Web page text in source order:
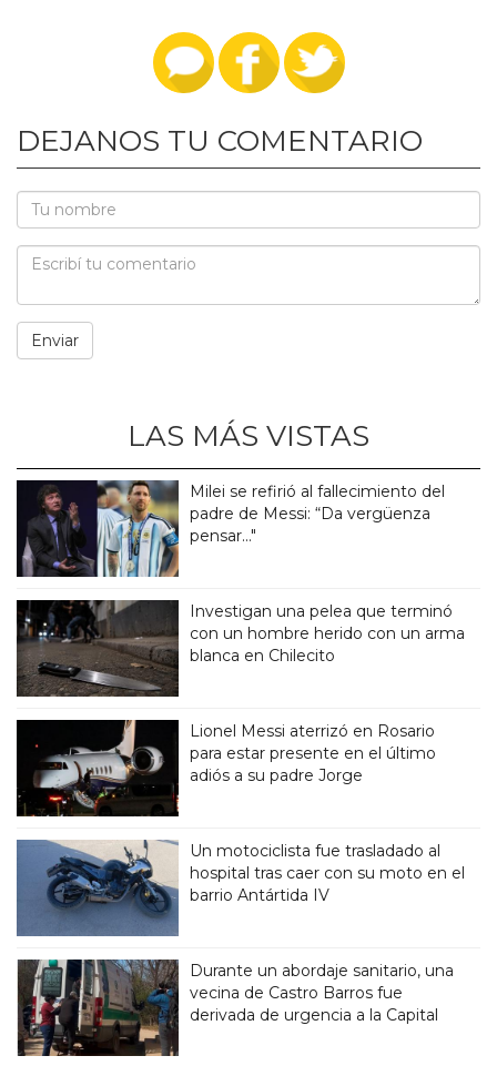
DEJANOS TU COMENTARIO
LAS MÁS VISTAS
Milei se refirió al fallecimiento del
padre de Messi: “Da vergüenza
pensar..."
Investigan una pelea que terminó
con un hombre herido con un arma
blanca en Chilecito
Lionel Messi aterrizó en Rosario
para estar presente en el último
adiós a su padre Jorge
Un motociclista fue trasladado al
hospital tras caer con su moto en el
barrio Antártida IV
Durante un abordaje sanitario, una
vecina de Castro Barros fue
derivada de urgencia a la Capital